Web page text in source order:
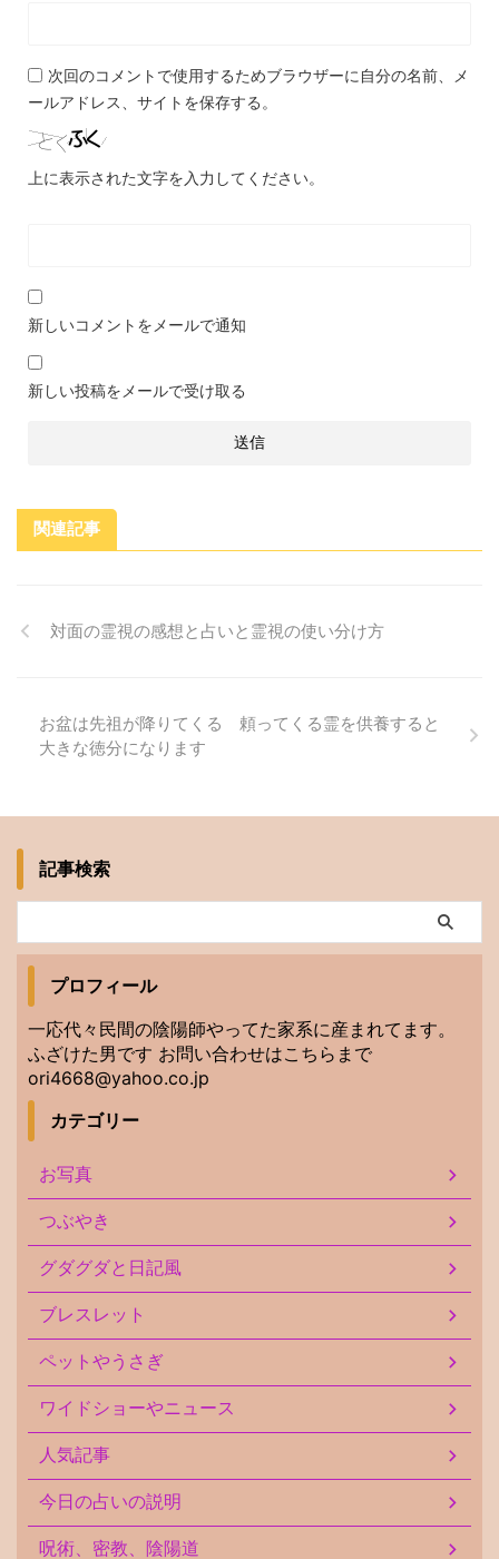
次回のコメントで使用するためブラウザーに自分の名前、メ
ールアドレス、サイトを保存する。
上に表示された文字を入力してください。
新しいコメントをメールで通知
新しい投稿をメールで受け取る
関連記事
対面の霊視の感想と占いと霊視の使い分け方
お盆は先祖が降りてくる 頼ってくる霊を供養すると
大きな徳分になります
記事検索
プロフィール
一応代々民間の陰陽師やってた家系に産まれてます。
ふざけた男です お問い合わせはこちらまで
ori4668@yahoo.co.jp
カテゴリー
お写真
つぶやき
グダグダと日記風
ブレスレット
ペットやうさぎ
ワイドショーやニュース
人気記事
今日の占いの説明
呪術、密教、陰陽道